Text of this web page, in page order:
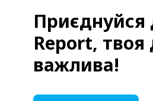
Приєднуйся
Report, твоя
важлива!